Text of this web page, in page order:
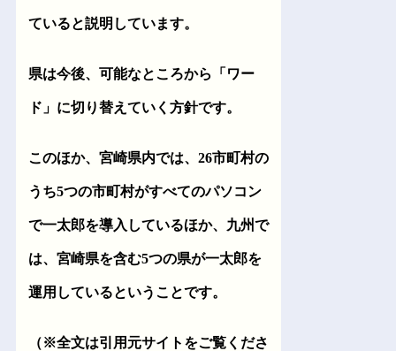
ていると説明しています。
県は今後、可能なところから「ワー
ド」に切り替えていく方針です。
このほか、宮崎県内では、26市町村の
うち5つの市町村がすべてのパソコン
で一太郎を導入しているほか、九州で
は、宮崎県を含む5つの県が一太郎を
運用しているということです。
（※全文は引用元サイトをご覧くださ